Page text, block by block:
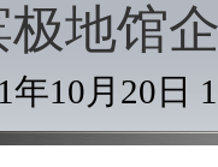
地馆
年10月20